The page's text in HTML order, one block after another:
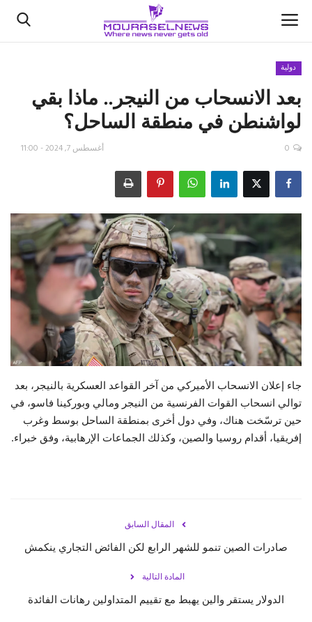
الأخبار
كتّابنا
اقتصاد
علوم وتكنولوجيا
رياضة
فيديو
حياة
دولية
بعد الانسحاب من النيجر.. ماذا بقي
لواشنطن في منطقة الساحل؟
أغسطس 7, 2024 - 11:00 0
جاء إعلان الانسحاب الأميركي من آخر القواعد العسكرية بالنيجر، بعد
توالي انسحاب القوات الفرنسية من النيجر ومالي وبوركينا فاسو، في
حين ترسّخت هناك، وفي دول أخرى بمنطقة الساحل بوسط وغرب
إفريقيا، أقدام روسيا والصين، وكذلك الجماعات الإرهابية، وفق خبراء.
المقال السابق
صادرات الصين تنمو للشهر الرابع لكن الفائض التجاري ينكمش
المادة التالية
الدولار يستقر والين يهبط مع تقييم المتداولين رهانات الفائدة